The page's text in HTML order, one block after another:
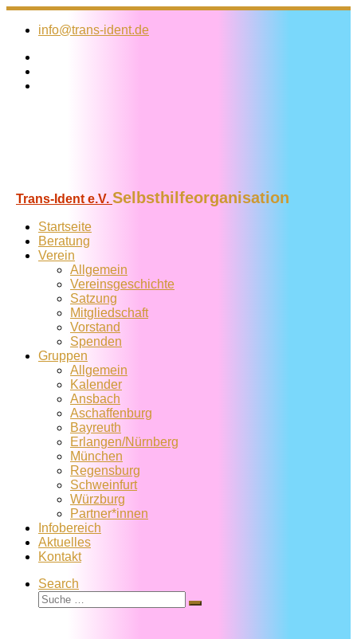
Zum
Inhalt
info@trans-ident.de
Trans-Ident e.V. Selbsthilfeorganisation
Startseite
Beratung
Verein
Allgemein
Vereins­geschichte
Satzung
Mitglied­schaft
Vorstand
Spenden
Gruppen
Allgemein
Kalender
Ansbach
Aschaffenburg
Bayreuth
Erlangen/Nürnberg
München
Regensburg
Schweinfurt
Würzburg
Partner*innen
Infobereich
Aktuelles
Kontakt
Search
Suche
Suche